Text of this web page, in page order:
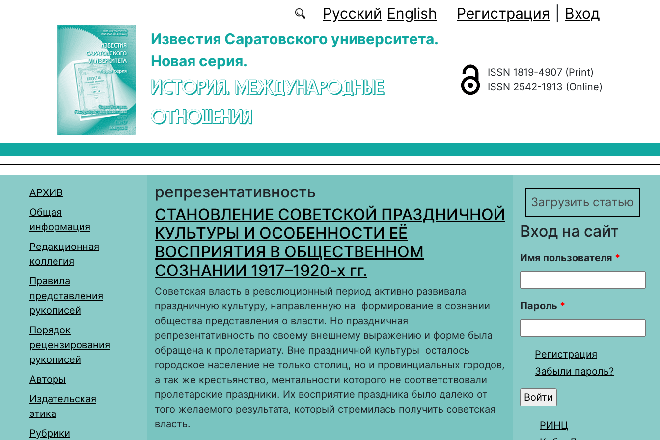
Русский English Регистрация
Вход
Известия Саратовского университета.
Новая серия.
ИСТОРИЯ. МЕЖДУНАРОДНЫЕ
ОТНОШЕНИЯ
ISSN 1819-4907 (Print)
ISSN 2542-1913 (Online)
АРХИВ
Общая
информация
Редакционная
коллегия
Правила
представления
рукописей
Порядок
рецензирования
рукописей
Авторы
Издательская
этика
Рубрики
репрезентативность
СТАНОВЛЕНИЕ СОВЕТСКОЙ ПРАЗДНИЧНОЙ
КУЛЬТУРЫ И ОСОБЕННОСТИ ЕЁ
ВОСПРИЯТИЯ В ОБЩЕСТВЕННОМ
СОЗНАНИИ 1917–1920-х гг.
Советская власть в революционный период активно развивала
праздничную культуру, направленную на формирование в сознании
общества представления о власти. Но праздничная
репрезентативность по своему внешнему выражению и форме была
обращена к пролетариату. Вне праздничной культуры осталось
городское население не только столиц, но и провинциальных городов,
а так же крестьянство, ментальности которого не соответствовали
пролетарские праздники. Их восприятие праздника было далеко от
того желаемого результата, который стремилась получить советская
власть.
Загрузить статью
Вход на сайт
Имя пользователя *
Пароль *
Регистрация
Забыли пароль?
РИНЦ